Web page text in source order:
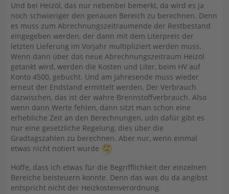
Und bei Heizöl, das nur nebenbei bemerkt, da wird es ja
noch schwieriger den genauen Bereich zu berechnen. Denn
es muss zum Abrechnungszeitraumende der Restbestand
eingegeben werden, der dann mit dem Literpreis der
letzten Lieferung im Vorjahr multipliziert werden muss.
Wenn dann über das neue Abrechnungszeitraum Heizöl
getankt wird, werden die Kosten und Liter, beim HV auf
Konto 4500, gebucht. Und am Jahresende muss wieder
erneut der Endstand ermittelt werden. Der Verbrauch
dazwischen, das ist der wahre Brennstoffverbrauch. Also
wenn dann Werte fehlen, dann sitzt man schon eine
erhebliche Zeit an den Berechnungen, udn dafür gibt es
nur eine gesetzliche Regelung, dies über die
Gradtagszahlen zu berechnen. Aber nur, wenn einmal
etwas nicht notiert wurde
Hoffe, dass ich etwas für die Begrifflichkeit der einzelnen
Bereiche beisteuern konnte. Denn das was du da angibst
entspricht nicht der Heizkostenverordnung.